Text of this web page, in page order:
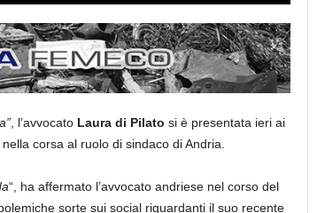
, l’avvocato Laura di Pilato si è presentata ieri ai
corsa al ruolo di sindaco di Andria.
“, ha affermato l’avvocato andriese nel corso del
sorte sui social riguardanti il suo recente